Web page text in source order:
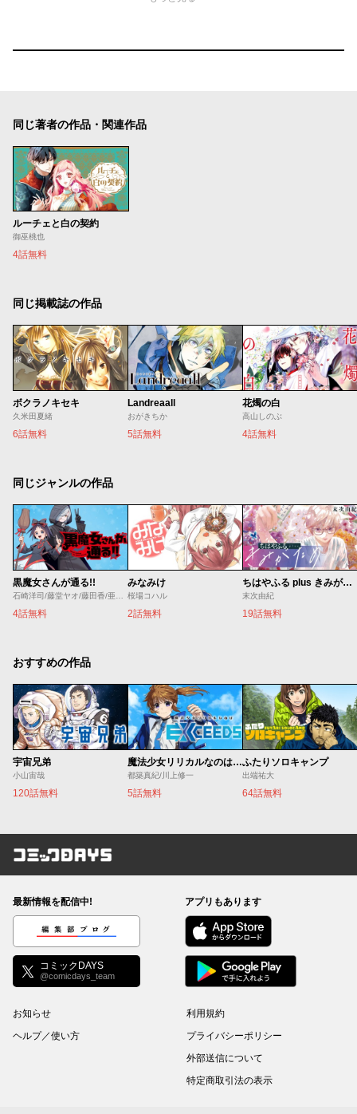
同じ著者の作品・関連作品
ルーチェと白の契約
御巫桃也
4話無料
同じ掲載誌の作品
ボクラノキセキ
久米田夏緒
6話無料
Landreaall
おがきちか
5話無料
花燭の白
高山しのぶ
4話無料
同じジャンルの作品
黒魔女さんが通る!!
石崎洋司/藤堂ヤオ/藤田香/亜沙美
4話無料
みなみけ
桜場コハル
2話無料
ちはやふる plus きみがため
末次由紀
19話無料
おすすめの作品
宇宙兄弟
小山宙哉
120話無料
魔法少女リリカルなのは EXCEEDS
都築真紀/川上修一
5話無料
ふたりソロキャンプ
出端祐大
64話無料
コミックDAYS
最新情報を配信中!
編集部ブログ
コミックDAYS
@comicdays_team
アプリもあります
お知らせ
ヘルプ／使い方
利用規約
プライバシーポリシー
外部送信について
特定商取引法の表示